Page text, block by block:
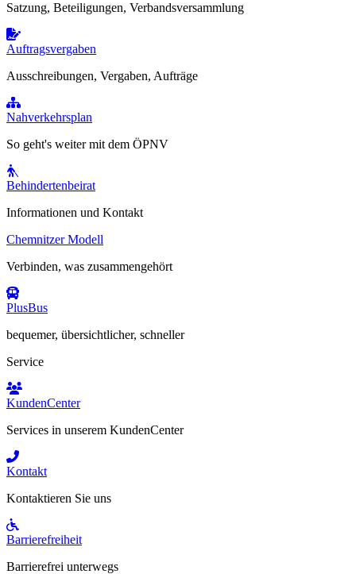
Satzung, Beteiligungen, Verbandsversammlung
Auftragsvergaben
Ausschreibungen, Vergaben, Aufträge
Nahverkehrsplan
So geht's weiter mit dem ÖPNV
Behindertenbeirat
Informationen und Kontakt
Chemnitzer Modell
Verbinden, was zusammengehört
PlusBus
bequemer, übersichtlicher, schneller
Service
KundenCenter
Services in unserem KundenCenter
Kontakt
Kontaktieren Sie uns
Barrierefreiheit
Barrierefrei unterwegs